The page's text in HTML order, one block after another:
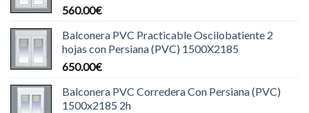
560.00€
Balconera PVC Practicable Oscilobatiente 2
hojas con Persiana (PVC) 1500X2185
650.00€
Balconera PVC Corredera Con Persiana (PVC)
1500x2185 2h